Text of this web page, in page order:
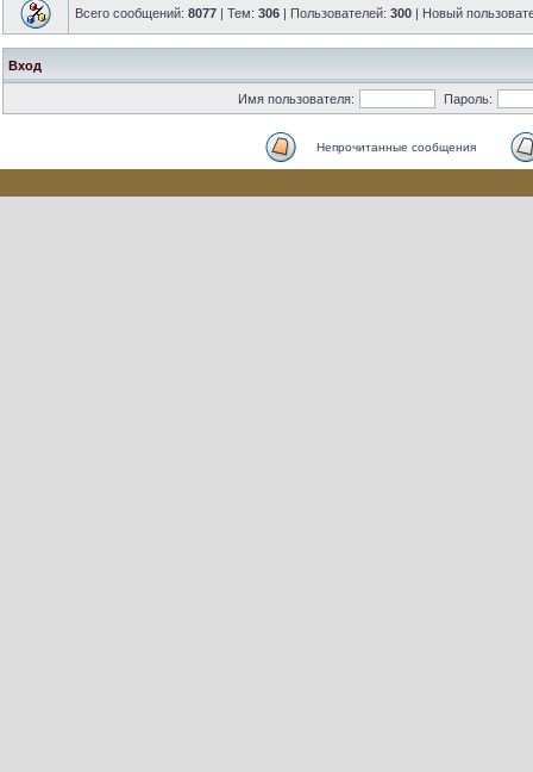
Всего сообщений: 8077 | Тем: 306 | Пользователей: 300 | Новый
Вход
Имя пользователя: Пароль:
Непрочитанные сообщения